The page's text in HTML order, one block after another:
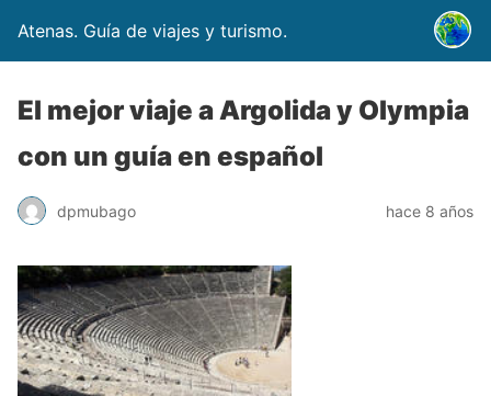
Atenas. Guía de viajes y turismo.
El mejor viaje a Argolida y Olympia
con un guía en español
dpmubago hace 8 años